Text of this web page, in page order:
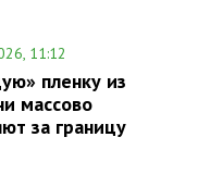
11:12
пленку из
массово
за границу